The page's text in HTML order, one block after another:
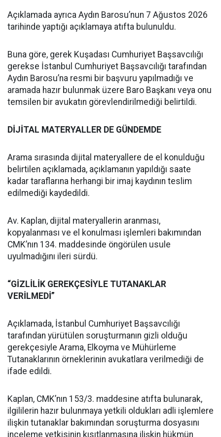
Açıklamada ayrıca Aydın Barosu’nun 7 Ağustos 2026
tarihinde yaptığı açıklamaya atıfta bulunuldu.
Buna göre, gerek Kuşadası Cumhuriyet Başsavcılığı
gerekse İstanbul Cumhuriyet Başsavcılığı tarafından
Aydın Barosu’na resmi bir başvuru yapılmadığı ve
aramada hazır bulunmak üzere Baro Başkanı veya onu
temsilen bir avukatın görevlendirilmediği belirtildi.
DİJİTAL MATERYALLER DE GÜNDEMDE
Arama sırasında dijital materyallere de el konulduğu
belirtilen açıklamada, açıklamanın yapıldığı saate
kadar taraflarına herhangi bir imaj kaydının teslim
edilmediği kaydedildi.
Av. Kaplan, dijital materyallerin aranması,
kopyalanması ve el konulması işlemleri bakımından
CMK’nın 134. maddesinde öngörülen usule
uyulmadığını ileri sürdü.
“GİZLİLİK GEREKÇESİYLE TUTANAKLAR
VERİLMEDİ”
Açıklamada, İstanbul Cumhuriyet Başsavcılığı
tarafından yürütülen soruşturmanın gizli olduğu
gerekçesiyle Arama, Elkoyma ve Mühürleme
Tutanaklarının örneklerinin avukatlara verilmediği de
ifade edildi.
Kaplan, CMK’nın 153/3. maddesine atıfta bulunarak,
ilgililerin hazır bulunmaya yetkili oldukları adli işlemlere
ilişkin tutanaklar bakımından soruşturma dosyasını
inceleme yetkisinin kısıtlanmasına ilişkin hükmün